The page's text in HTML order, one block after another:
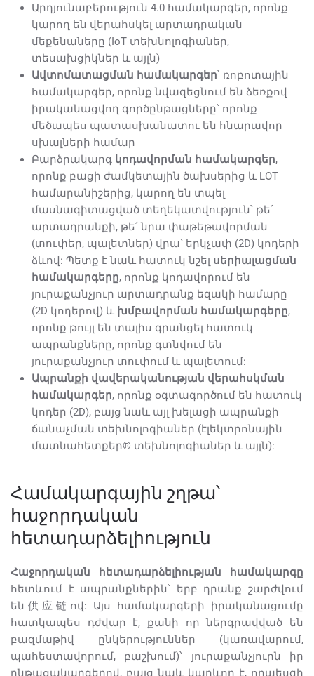
Արդյունաբերություն 4.0 համակարգեր, որոնք
կարող են վերահսկել արտադրական
մեքենաները (IoT տեխնոլոգիաներ,
տեսախցիկներ և այլն)
Ավտոմատացման համակարգեր՝ ռոբոտային
համակարգեր, որոնք նվազեցնում են ձեռքով
իրականացվող գործընթացները՝ որոնք
մեծապես պատասխանատու են հնարավոր
սխալների համար
Բարձրակարգ կոդավորման համակարգեր,
որոնք բացի ժամկետային ծախսերից և LOT
համարանիշերից, կարող են տպել
մասնագիտացված տեղեկատվություն՝ թե՛
արտադրանքի, թե՛ նրա փաթեթավորման
(տուփեր, պալետներ) վրա՝ երկչափ (2D) կոդերի
ձևով: Պետք է նաև հատուկ նշել սերիալացման
համակարգերը, որոնք կոդավորում են
յուրաքանչյուր արտադրանք եզակի համարը
(2D կոդերով) և խմբավորման համակարգերը,
որոնք թույլ են տալիս գրանցել հատուկ
ապրանքները, որոնք գտնվում են
յուրաքանչյուր տուփում և պալետում:
Ապրանքի վավերականության վերահսկման
համակարգեր, որոնք օգտագործում են հատուկ
կոդեր (2D), բայց նաև այլ խելացի ապրանքի
ճանաչման տեխնոլոգիաներ (էլեկտրոնային
մատնահետքեր® տեխնոլոգիաներ և այլն):
Համակարգային շղթա՝
հաջորդական
հետադարձելիություն
Հաջորդական հետադարձելիության համակարգը
հետևում է ապրանքներին՝ երբ դրանք շարժվում
են供应链ով: Այս համակարգերի իրականացումը
հատկապես դժվար է, քանի որ ներգրավված են
բազմաթիվ ընկերություններ (կառավարում,
պահեստավորում, բաշխում)՝ յուրաքանչյուրն իր
ընթացակարգերով, բայց նաև կարևոր է, որպեսզի